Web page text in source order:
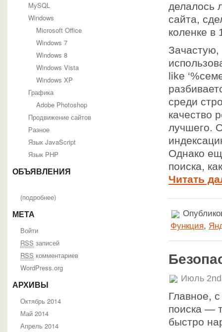
MySQL
Windows
Microsoft Office
Windows 7
Windows 8
Windows Vista
Windows XP
Графика
Adobe Photoshop
Продвижение сайтов
Разное
Язык JavaScript
Язык PHP
ОБЪЯВЛЕНИЯ
(подробнее)
МЕТА
Войти
RSS записей
RSS комментариев
WordPress.org
АРХИВЫ
Октябрь 2014
Май 2014
Апрель 2014
делалось
сайта,
коленке в
Зачастую,
like
среди
качество
лучшего.
Однако
поиска,
Читать
Функция,
Июль
Главное,
поиска —
быстро